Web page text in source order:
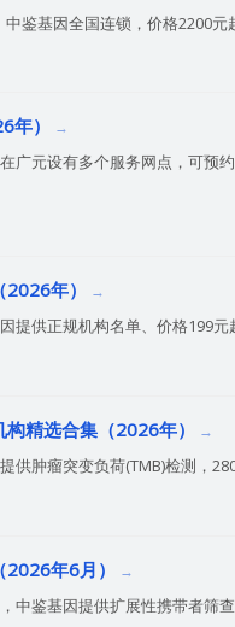
鉴基因全国连锁，价格2200元
年）
广元设有多个服务网点，可预
年）
提供正规机构名单、价格199
精选合集（2026年）
供肿瘤突变负荷(TMB)检测，
年6月）
中鉴基因提供扩展性携带者筛